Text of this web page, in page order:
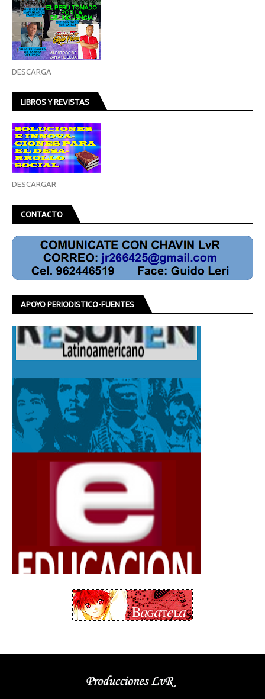
DESCARGA
LIBROS Y REVISTAS
DESCARGAR
CONTACTO
APOYO PERIODISTICO-FUENTES